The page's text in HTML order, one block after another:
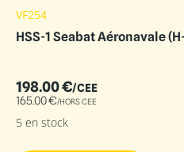
VF254
HSS-1 Seabat Aéronavale
198.00€/CEE
165.00€/HORS CEE
5 en stock